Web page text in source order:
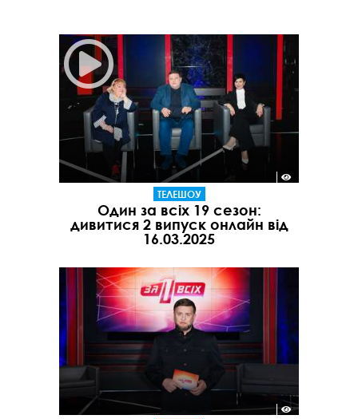
ТЕЛЕШОУ
Один за всіх 19 сезон:
дивитися 2 випуск онлайн від
16.03.2025